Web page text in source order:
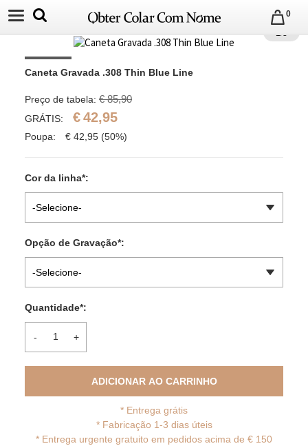
0
1/8
Caneta Gravada .308 Thin Blue Line
Preço de tabela: € 85,90
GRÁTIS: €42,95
Poupa: € 42,95 (50%)
Cor da linha*:
-Selecione-
Opção de Gravação*:
-Selecione-
Quantidade*:
- +
ADICIONAR AO CARRINHO
* Entrega grátis
* Fabricação 1-3 dias úteis
* Entrega urgente gratuito em pedidos acima de € 150